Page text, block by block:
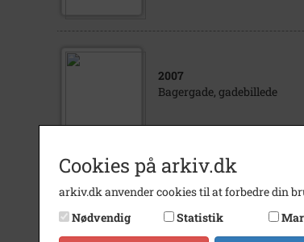
2007
Bagergade, gadebillede
2007
Cookies på arkiv.dk
arkiv.dk anvender cookies til at forbedre din
Nødvendig
Statistik